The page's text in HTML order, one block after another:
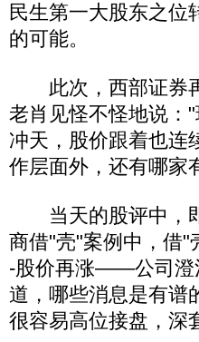
民生第一大股东之位
的可能。
此次，西部证券再
老肖见怪不怪地说：
冲天，股价跟着也连
作层面外，还有哪家
当天的股评中，即
商借"壳"案例中，借"
-股价再涨——公司澄
道，哪些消息是有谱
很容易高位接盘，深